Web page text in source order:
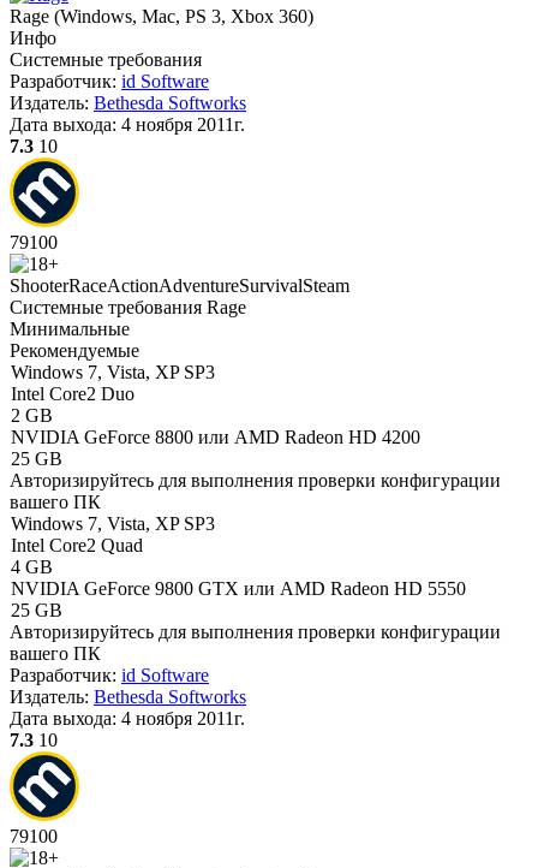
Rage (Windows, Mac, PS 3, Xbox 360)
Инфо
Системные требования
Разработчик: id Software
Издатель: Bethesda Softworks
Дата выхода: 4 ноября 2011г.
7.3 10
79100
ShooterRaceActionAdventureSurvivalSteam
Системные требования Rage
Минимальные
Рекомендуемые
Windows 7, Vista, XP SP3
Intel Core2 Duo
2 GB
NVIDIA GeForce 8800 или AMD Radeon HD 4200
25 GB
Авторизируйтесь для выполнения проверки конфигурации
вашего ПК
Windows 7, Vista, XP SP3
Intel Core2 Quad
4 GB
NVIDIA GeForce 9800 GTX или AMD Radeon HD 5550
25 GB
Авторизируйтесь для выполнения проверки конфигурации
вашего ПК
Разработчик: id Software
Издатель: Bethesda Softworks
Дата выхода: 4 ноября 2011г.
7.3 10
79100